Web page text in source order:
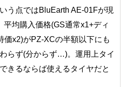
う点ではBluEarth AE-01Fが現
均購入価格(GS通常x1+ディ
価x2)がPZ-XCの半額以下にも
らず(分からず…)。運用上タイ
きるならば使えるタイヤだと